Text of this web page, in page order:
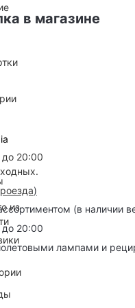
из
в магазине
до 20:00
)
(в наличии
до 20:00
лампами и